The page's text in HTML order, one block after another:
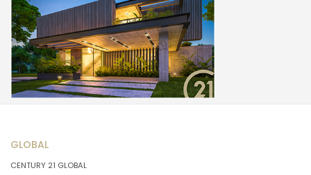
GLOBAL
CENTURY 21 GLOBAL